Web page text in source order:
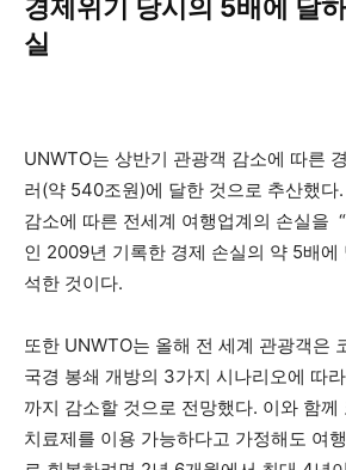
경제위기 당시의 5배에 달
실
UNWTO는 상반기 관광객 감소에 따른
러(약 540조원)에 달한 것으로 추산했다
감소에 따른 전세계 여행업계의 손실을
인 2009년 기록한 경제 손실의 약 5배에
석한 것이다.
또한 UNWTO는 올해 전 세계 관광객은
국경 봉쇄 개방의 3가지 시나리오에 따
까지 감소할 것으로 전망했다. 이와 함
치료제를 이용 가능하다고 가정해도 여